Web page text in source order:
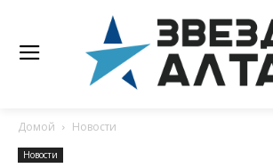
Домой Новости
Новости